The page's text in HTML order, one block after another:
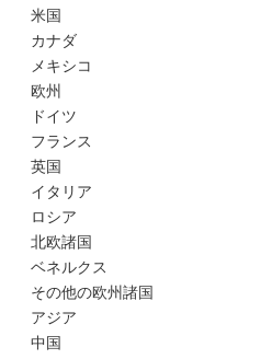
米国
カナダ
メキシコ
欧州
ドイツ
フランス
英国
イタリア
ロシア
北欧諸国
ベネルクス
その他の欧州諸国
アジア
中国